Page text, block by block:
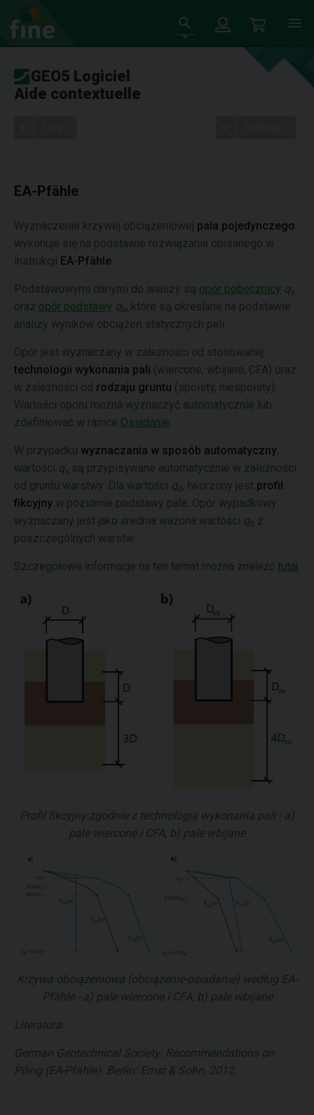
GEO5 Logiciel
Aide contextuelle
EA-Pfähle
Wyznaczenie krzywej obciążeniowej pala pojedynczego
wykonuje się na podstawie rozwiązania opisanego w
instrukcji EA-Pfähle
Podstawowymi danymi do analizy są opór pobocznicy qs
oraz opór podstawy qb, które są określane na podstawie
analizy wyników obciążeń statycznych pali.
Opór jest wyznaczany w zależności od stosowanej
technologii wykonania pali (wiercone, wbijane, CFA) oraz
w zależności od rodzaju gruntu (spoisty, niespoisty).
Wartości oporu można wyznaczyć automatycznie lub
zdefiniować w ramce Osiadanie
W przypadku wyznaczania w sposób automatyczny,
wartości qs są przypisywane automatycznie w zależności
od gruntu warstwy. Dla wartości qb, tworzony jest profil
fikcyjny w poziomie podstawy pala. Opór wypadkowy
wyznaczany jest jako średnia ważona wartości qb z
poszczególnych warstw.
Szczegółowe informacje na ten temat można znaleźć tutaj
Profil fikcyjny zgodnie z technologią wykonania pali - a)
pale wiercone i CFA, b) pale wbijane
Krzywa obciążeniowa (obciążenie-osiadanie) według EA-
Pfähle - a) pale wiercone i CFA, b) pale wbijane
Literatura:
German Geotechnical Society: Recommendations on
Piling (EA-Pfähle). Berlin: Ernst & Sohn, 2012.